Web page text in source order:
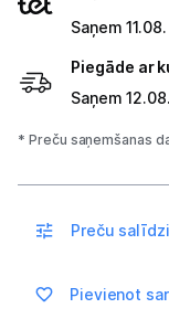
Tehnikas
Tet
Kontakti
Saņem 11.08.
Piegāde ar
Saņem 12.08.
* Preču saņemšanas
Preču
Pievienot